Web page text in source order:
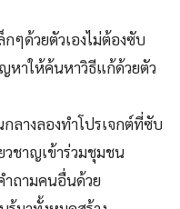
กๆด้วยตัวเองไม่ต้องซับ
หาให้ค้นหาวิธีแก้ด้วยตัว
ลางลองทำโปรเจกต์ที่ซับ
ชาญเข้าร่วมชุมชน
ำถามคนอื่นด้วย